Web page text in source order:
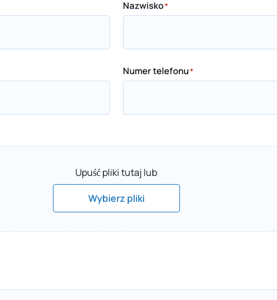
Nazwisko*
Numer telefonu*
Upuść pliki tutaj lub
Wybierz pliki